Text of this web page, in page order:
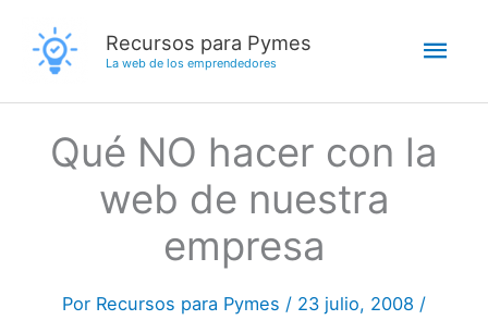
contenido
Recursos para Pymes
La web de los emprendedores
Qué NO hacer con la
web de nuestra
empresa
Por Recursos para Pymes / 23 julio, 2008 /